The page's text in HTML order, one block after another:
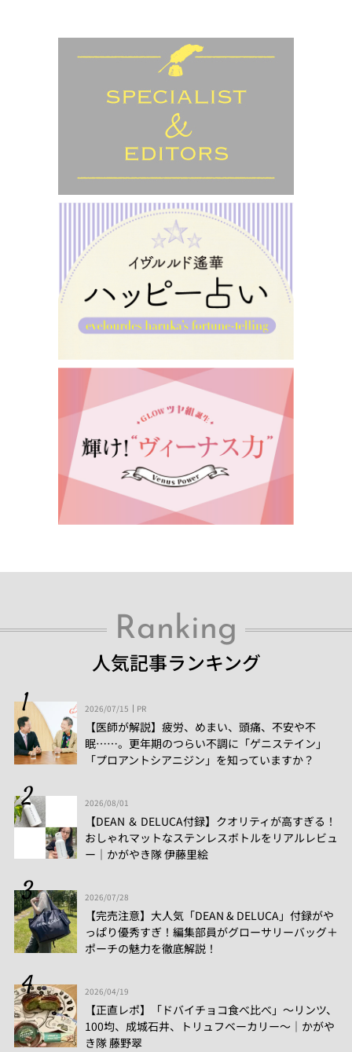
Ranking
人気記事ランキング
2026/07/15 PR
【医師が解説】疲労、めまい、頭痛、不安や不
眠……。更年期のつらい不調に「ゲニステイン」
「プロアントシアニジン」を知っていますか？
2026/08/01
【DEAN ＆ DELUCA付録】クオリティが高すぎる！
おしゃれマットなステンレスボトルをリアルレビュ
ー│かがやき隊 伊藤里絵
2026/07/28
【完売注意】大人気「DEAN & DELUCA」付録がや
っぱり優秀すぎ！編集部員がグローサリーバッグ＋
ポーチの魅力を徹底解説！
2026/04/19
【正直レポ】「ドバイチョコ食べ比べ」～リンツ、
100均、成城石井、トリュフベーカリー～｜かがや
き隊 藤野翠